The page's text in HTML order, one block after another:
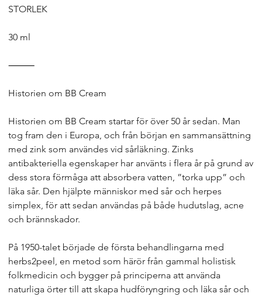
STORLEK
30 ml
⸻
Historien om BB Cream
Historien om BB Cream startar för över 50 år sedan. Man
tog fram den i Europa, och från början en sammansättning
med zink som användes vid sårläkning. Zinks
antibakteriella egenskaper har använts i flera år på grund av
dess stora förmåga att absorbera vatten, ”torka upp” och
läka sår. Den hjälpte människor med sår och herpes
simplex, för att sedan användas på både hudutslag, acne
och brännskador.
På 1950-talet började de första behandlingarna med
herbs2peel, en metod som härör från gammal holistisk
folkmedicin och bygger på principerna att använda
naturliga örter till att skapa hudföryngring och läka sår och